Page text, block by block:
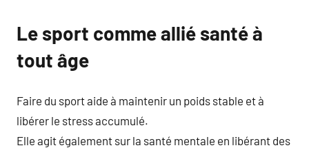
Le sport comme allié santé à
tout âge
Faire du sport aide à maintenir un poids stable et à
libérer le stress accumulé.
Elle agit également sur la santé mentale en libérant des